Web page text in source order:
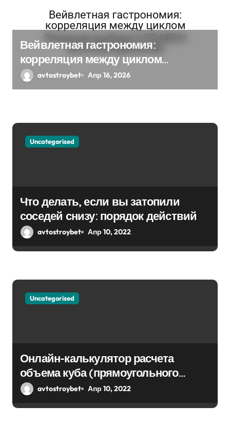
п
и
м
Вейвлетная гастрономия:
корреляция между циклом
Решения выбора и EGARCH
экспоненциальная
avtostroybet Апр 16, 2026
Uncategorised
Что делать, если вы затопили
соседей снизу: порядок действий
avtostroybet Апр 10, 2022
Uncategorised
Онлайн-калькулятор расчета
объема куба (прямоугольного
парралепипеда)
avtostroybet Апр 10, 2022